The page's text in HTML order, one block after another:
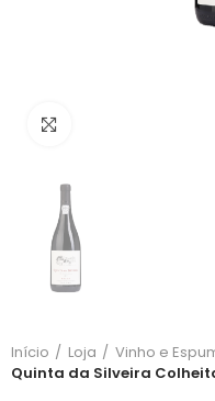
Início Loja
Vinho e
Quinta da Silveira